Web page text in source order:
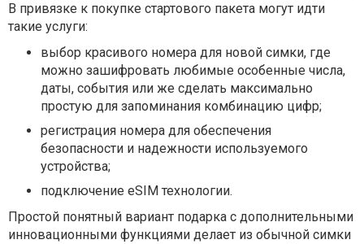
В привязке к покупке стартового пакета могут идти
такие услуги:
выбор красивого номера для новой симки, где
можно зашифровать любимые особенные числа,
даты, события или же сделать максимально
простую для запоминания комбинацию цифр;
регистрация номера для обеспечения
безопасности и надежности используемого
устройства;
подключение eSIM технологии.
Простой понятный вариант подарка с дополнительными
инновационными функциями делает из обычной симки